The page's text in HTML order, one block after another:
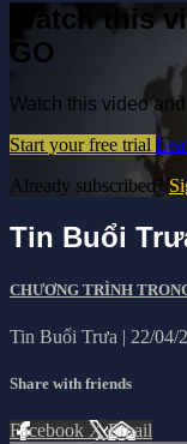
Watch this
GO
Watch this video
Start your free trial
Already subscribed?
Tin Buổi
CHƯƠNG TRÌNH
Tin Buổi Trưa | 22/04/
Share with friends
Facebook XEmail